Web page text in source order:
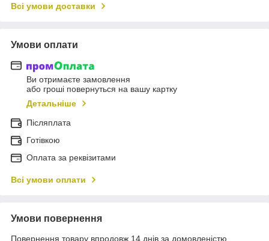
Всі умови доставки
Умови оплати
Ви отримаєте замовлення
або гроші повернуться на вашу картку
Детальніше
Післяплата
Готівкою
Оплата за реквізитами
Всі умови оплати
Умови повернення
Повернення товару впродовж 14 днів за домовленістю